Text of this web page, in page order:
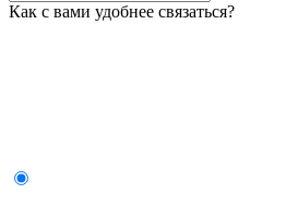
Как с вами удобнее связаться?